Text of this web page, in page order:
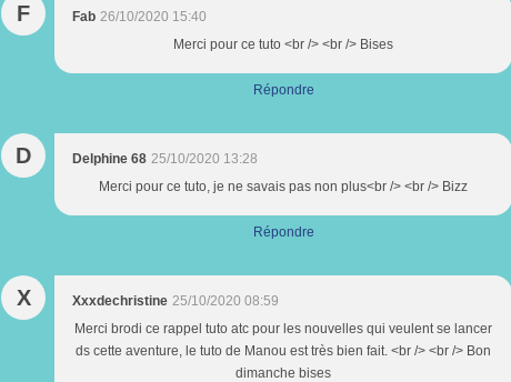
F Fab 26/10/2020 15:40
Merci pour ce tuto <br /> <br /> Bises
Répondre
D Delphine 68 25/10/2020 13:28
Merci pour ce tuto, je ne savais pas non plus<br /> <br /> Bizz
Répondre
X Xxxdechristine 25/10/2020 08:59
Merci brodi ce rappel tuto atc pour les nouvelles qui veulent se lancer
ds cette aventure, le tuto de Manou est très bien fait. <br /> <br /> Bon
dimanche bises